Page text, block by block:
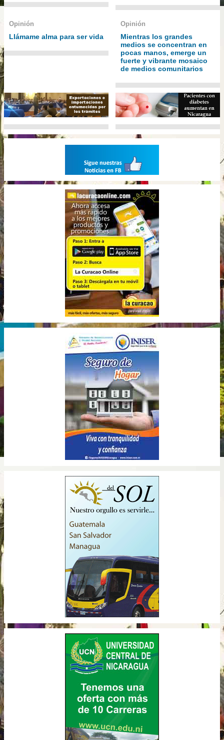
Opinión
Llámame alma para ser vida
Opinión
Mientras los grandes
medios se concentran en
pocas manos, emerge un
fuerte y vibrante mosaico
de medios comunitarios